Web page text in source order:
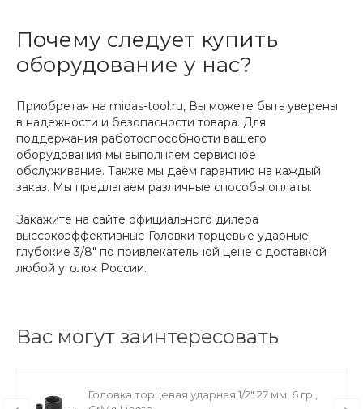
Почему следует купить
оборудование у нас?
Приобретая на midas-tool.ru, Вы можете быть уверены
в надежности и безопасности товара. Для
поддержания работоспособности вашего
оборудования мы выполняем сервисное
обслуживание. Также мы даём гарантию на каждый
заказ. Мы предлагаем различные способы оплаты.
Закажите на сайте официального дилера
выссокоэффективные Головки торцевые ударные
глубокие 3/8" по привлекательной цене с доставкой
любой уголок России.
Вас могут заинтересовать
Головка торцевая ударная 1/2" 27 мм, 6 гр.,